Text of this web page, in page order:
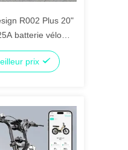
R002 Plus 20"
batterie vélo
1200W
prix